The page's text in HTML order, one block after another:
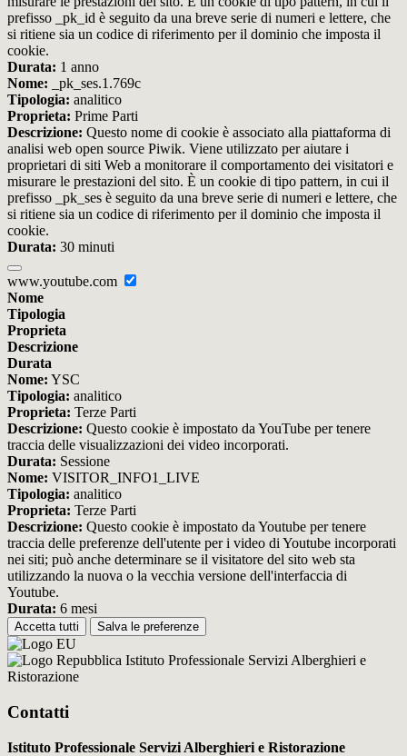
prefisso _pk_id è seguito da una breve serie di numeri e lettere, che
si ritiene sia un codice di riferimento per il dominio che imposta il
cookie.
Durata: 1 anno
Nome: _pk_ses.1.769c
Tipologia: analitico
Proprieta: Prime Parti
Descrizione: Questo nome di cookie è associato alla piattaforma di
analisi web open source Piwik. Viene utilizzato per aiutare i
proprietari di siti Web a monitorare il comportamento dei visitatori e
misurare le prestazioni del sito. È un cookie di tipo pattern, in cui il
prefisso _pk_ses è seguito da una breve serie di numeri e lettere, che
si ritiene sia un codice di riferimento per il dominio che imposta il
cookie.
Durata: 30 minuti
www.youtube.com
Nome
Tipologia
Proprieta
Descrizione
Durata
Nome: YSC
Tipologia: analitico
Proprieta: Terze Parti
Descrizione: Questo cookie è impostato da YouTube per tenere
traccia delle visualizzazioni dei video incorporati.
Durata: Sessione
Nome: VISITOR_INFO1_LIVE
Tipologia: analitico
Proprieta: Terze Parti
Descrizione: Questo cookie è impostato da Youtube per tenere
traccia delle preferenze dell'utente per i video di Youtube incorporati
nei siti; può anche determinare se il visitatore del sito web sta
utilizzando la nuova o la vecchia versione dell'interfaccia di
Youtube.
Durata: 6 mesi
Accetta tutti Salva le preferenze
Istituto Professionale Servizi Alberghieri e
Ristorazione
Contatti
Istituto Professionale Servizi Alberghieri e Ristorazione